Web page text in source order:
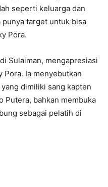
seperti keluarga dan
target untuk bisa
Pora.
Sulaiman, mengapresiasi
Pora. Ia menyebutkan
dimiliki sang kapten
Putera, bahkan membuka
sebagai pelatih di